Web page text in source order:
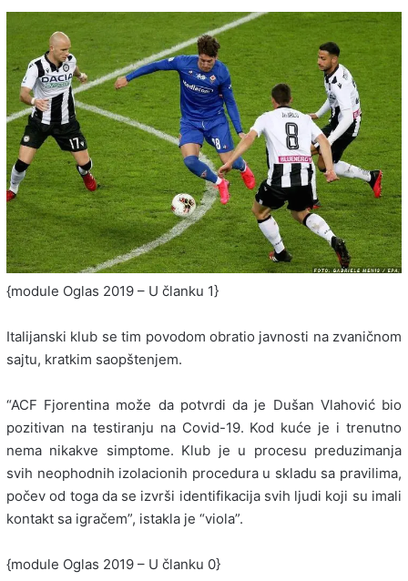
{module Oglas 2019 – U članku 1}
Italijanski klub se tim povodom obratio javnosti na zvaničnom
sajtu, kratkim saopštenjem.
“ACF Fjorentina može da potvrdi da je Dušan Vlahović bio
pozitivan na testiranju na Covid-19. Kod kuće je i trenutno
nema nikakve simptome. Klub je u procesu preduzimanja
svih neophodnih izolacionih procedura u skladu sa pravilima,
počev od toga da se izvrši identifikacija svih ljudi koji su imali
kontakt sa igračem”, istakla je “viola”.
{module Oglas 2019 – U članku 0}